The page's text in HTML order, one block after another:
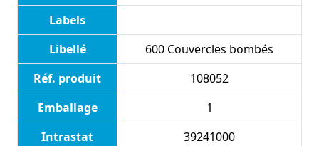
Labels
Libellé
600 Couvercles bombés
Réf. produit
108052
Emballage
1
Intrastat
39241000